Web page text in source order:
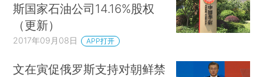
斯国家石油公司14.16%股权
（更新）
2017年09月08日 APP打开
文在寅促俄罗斯支持对朝鲜禁